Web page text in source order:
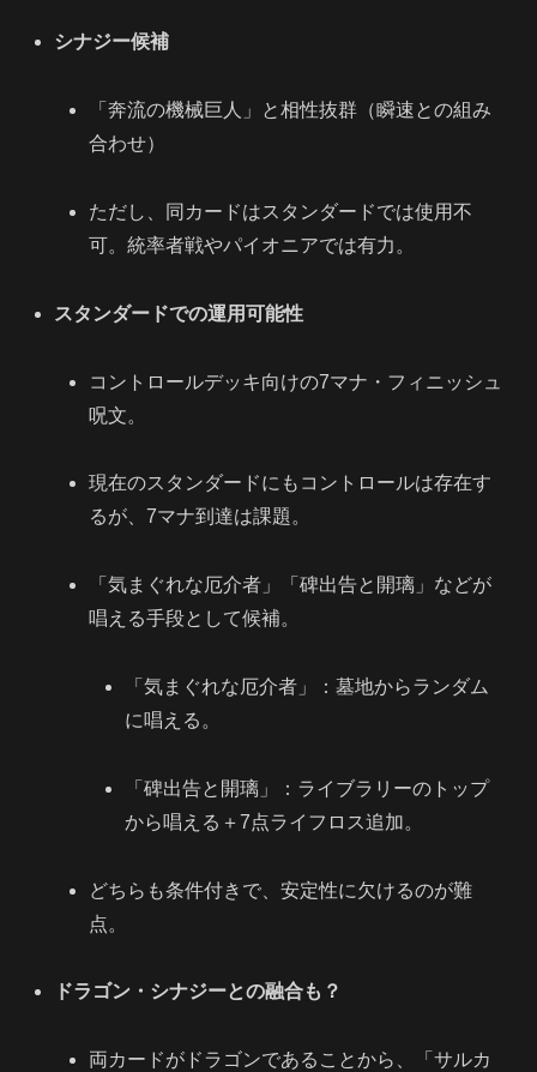
シナジー候補
「奔流の機械巨人」と相性抜群（瞬速との組み
合わせ）
ただし、同カードはスタンダードでは使用不
可。統率者戦やパイオニアでは有力。
スタンダードでの運用可能性
コントロールデッキ向けの7マナ・フィニッシュ
呪文。
現在のスタンダードにもコントロールは存在す
るが、7マナ到達は課題。
「気まぐれな厄介者」「碑出告と開璃」などが
唱える手段として候補。
「気まぐれな厄介者」：墓地からランダム
に唱える。
「碑出告と開璃」：ライブラリーのトップ
から唱える＋7点ライフロス追加。
どちらも条件付きで、安定性に欠けるのが難
点。
ドラゴン・シナジーとの融合も？
両カードがドラゴンであることから、「サルカ